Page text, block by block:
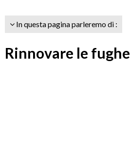
In questa pagina parleremo di :
Rinnovare le fughe